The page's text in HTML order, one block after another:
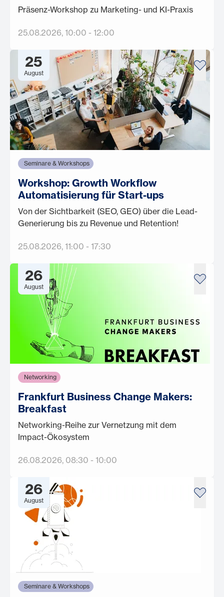
Präsenz-Workshop zu Marketing- und KI-Praxis
25.08.2026, 10:00 - 12:00
25
August
Seminare & Workshops
Workshop: Growth Workflow
Automatisierung für Start-ups
Von der Sichtbarkeit (SEO, GEO) über die Lead-
Generierung bis zu Revenue und Retention!
25.08.2026, 11:00 - 17:30
26
August
Networking
Frankfurt Business Change Makers:
Breakfast
Networking-Reihe zur Vernetzung mit dem
Impact-Ökosystem
26.08.2026, 08:30 - 10:00
26
August
Seminare & Workshops